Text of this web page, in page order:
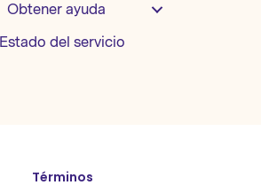
Obtener ayuda
Estado del servicio
Términos